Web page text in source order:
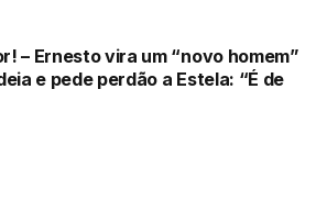
– Ernesto vira um “novo homem”
e pede perdão a Estela: “É de